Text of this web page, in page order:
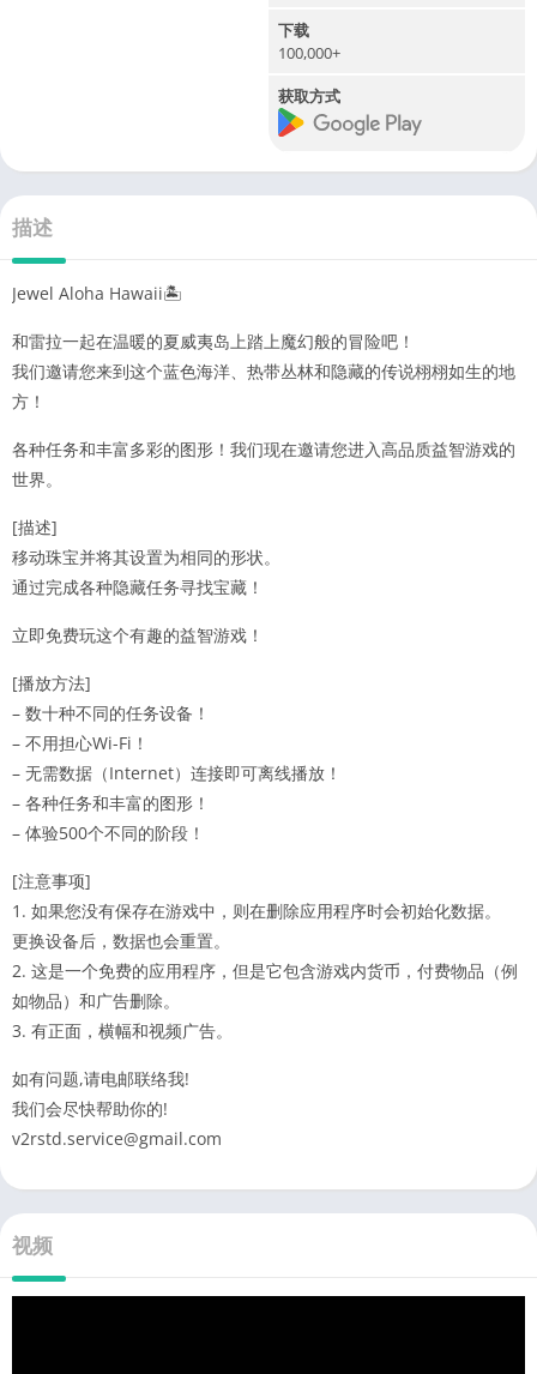
下载
100,000+
获取方式
描述
Jewel Aloha Hawaii🏝
和雷拉一起在温暖的夏威夷岛上踏上魔幻般的冒险吧！
我们邀请您来到这个蓝色海洋、热带丛林和隐藏的传说栩栩如生的地
方！
各种任务和丰富多彩的图形！我们现在邀请您进入高品质益智游戏的
世界。
[描述]
移动珠宝并将其设置为相同的形状。
通过完成各种隐藏任务寻找宝藏！
立即免费玩这个有趣的益智游戏！
[播放方法]
– 数十种不同的任务设备！
– 不用担心Wi-Fi！
– 无需数据（Internet）连接即可离线播放！
– 各种任务和丰富的图形！
– 体验500个不同的阶段！
[注意事项]
1. 如果您没有保存在游戏中，则在删除应用程序时会初始化数据。
更换设备后，数据也会重置。
2. 这是一个免费的应用程序，但是它包含游戏内货币，付费物品（例
如物品）和广告删除。
3. 有正面，横幅和视频广告。
如有问题,请电邮联络我!
我们会尽快帮助你的!
v2rstd.service@gmail.com
视频